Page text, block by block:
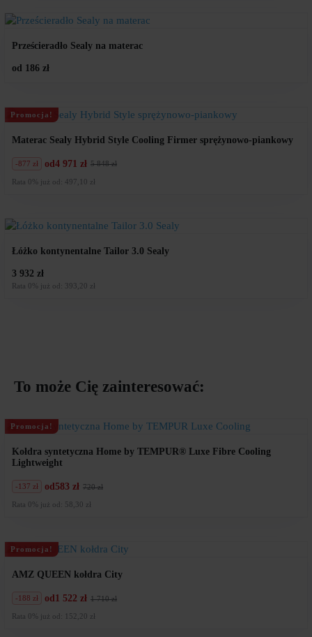
zł.
zł.
Prześcieradło Sealy na materac
od 186 zł
Promocja!
Materac Sealy Hybrid Style Cooling Firmer sprężynowo-piankowy
od 5 848 zł
Pierwotna
cena
zł.
4 971 zł
Aktualna
cena
zł.
-877 zł
Rata 0% już od: 497,10 zł
Łóżko kontynentalne Tailor 3.0 Sealy
3 932 zł
Rata 0% już od: 393,20 zł
To może Cię zainteresować:
Promocja!
Kołdra syntetyczna Home by TEMPUR® Luxe Fibre Cooling
Lightweight
od 720 zł
Pierwotna
cena
583 zł
Aktualna
cena
-137 zł
Rata 0% już od: 58,30 zł
Promocja!
AMZ QUEEN kołdra City
od 1 710 zł
Pierwotna
cena
1 522 zł
Aktualna
cena
-188 zł
Rata 0% już od: 152,20 zł